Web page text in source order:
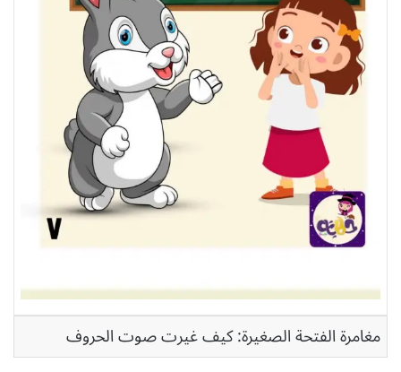
مغامرة الفتحة الصغيرة: كيف غيرت صوت الحروف